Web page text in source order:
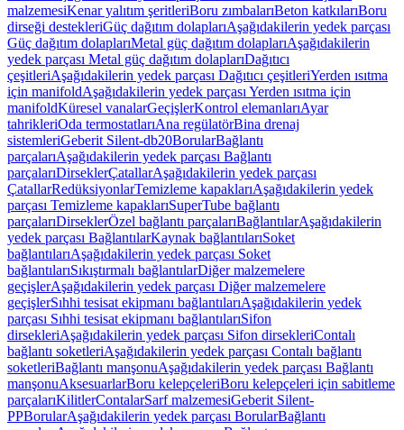
malzemesiKenar yalıtım şeritleriBoru zımbalarıBeton katkılarıBoru
dirseği destekleriGüç dağıtım dolaplarıAşağıdakilerin yedek parçası
Güç dağıtım dolaplarıMetal güç dağıtım dolaplarıAşağıdakilerin
yedek parçası Metal güç dağıtım dolaplarıDağıtıcı
çeşitleriAşağıdakilerin yedek parçası Dağıtıcı çeşitleriYerden ısıtma
için manifoldAşağıdakilerin yedek parçası Yerden ısıtma için
manifoldKüresel vanalarGeçişlerKontrol elemanlarıAyar
tahrikleriOda termostatlarıAna regülatörBina drenaj
sistemleriGeberit Silent-db20BorularBağlantı
parçalarıAşağıdakilerin yedek parçası Bağlantı
parçalarıDirseklerÇatallarAşağıdakilerin yedek parçası
ÇatallarRedüksiyonlarTemizleme kapaklarıAşağıdakilerin yedek
parçası Temizleme kapaklarıSuperTube bağlantı
parçalarıDirseklerÖzel bağlantı parçalarıBağlantılarAşağıdakilerin
yedek parçası BağlantılarKaynak bağlantılarıSoket
bağlantılarıAşağıdakilerin yedek parçası Soket
bağlantılarıSıkıştırmalı bağlantılarDiğer malzemelere
geçişlerAşağıdakilerin yedek parçası Diğer malzemelere
geçişlerSıhhi tesisat ekipmanı bağlantılarıAşağıdakilerin yedek
parçası Sıhhi tesisat ekipmanı bağlantılarıSifon
dirsekleriAşağıdakilerin yedek parçası Sifon dirsekleriContalı
bağlantı soketleriAşağıdakilerin yedek parçası Contalı bağlantı
soketleriBağlantı manşonuAşağıdakilerin yedek parçası Bağlantı
manşonuAksesuarlarBoru kelepçeleriBoru kelepçeleri için sabitleme
parçalarıKilitlerContalarSarf malzemesiGeberit Silent-
PPBorularAşağıdakilerin yedek parçası BorularBağlantı